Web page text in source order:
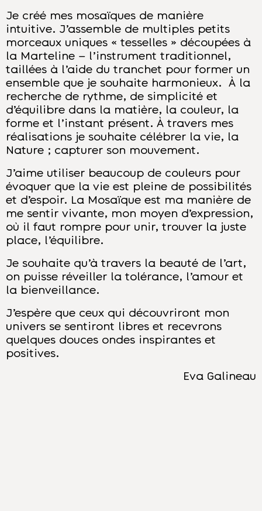
Je créé mes mosaïques de manière
intuitive. J’assemble de multiples petits
morceaux uniques « tesselles » découpées à
la Marteline – l’instrument traditionnel,
taillées à l’aide du tranchet pour former un
ensemble que je souhaite harmonieux. À la
recherche de rythme, de simplicité et
d’équilibre dans la matière, la couleur, la
forme et l’instant présent. À travers mes
réalisations je souhaite célébrer la vie, la
Nature ; capturer son mouvement.
J’aime utiliser beaucoup de couleurs pour
évoquer que la vie est pleine de possibilités
et d’espoir. La Mosaïque est ma manière de
me sentir vivante, mon moyen d’expression,
où il faut rompre pour unir, trouver la juste
place, l’équilibre.
Je souhaite qu’à travers la beauté de l’art,
on puisse réveiller la tolérance, l’amour et
la bienveillance.
J’espère que ceux qui découvriront mon
univers se sentiront libres et recevrons
quelques douces ondes inspirantes et
positives.
Eva Galineau